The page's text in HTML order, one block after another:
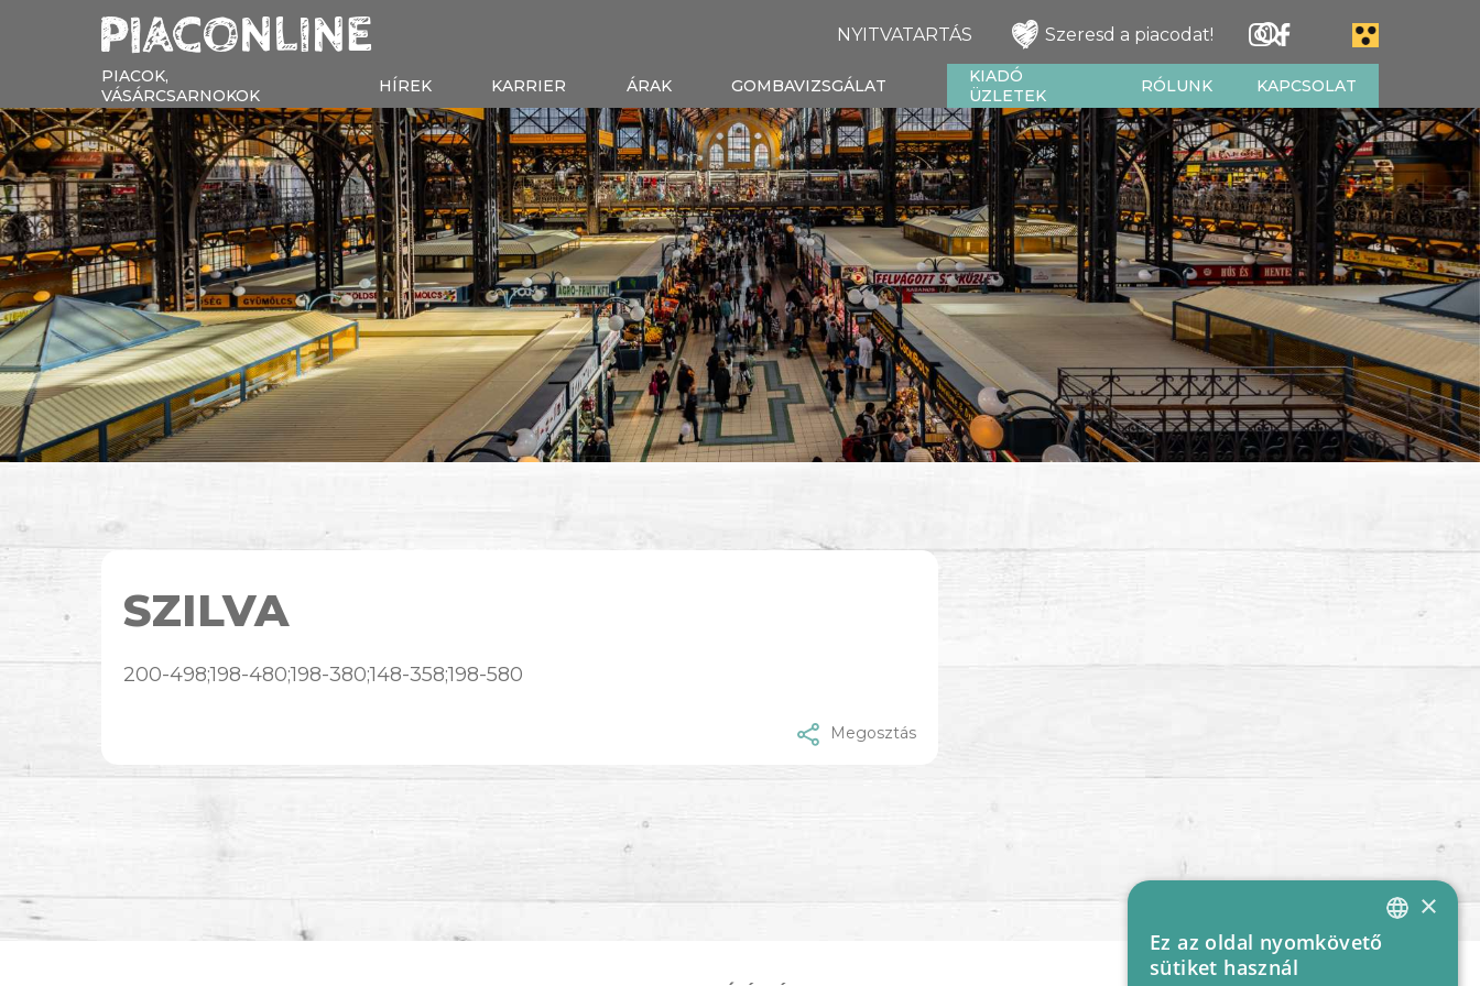
NYITVATARTÁS Szeresd a piacodat!
PIACOK,
VÁSÁRCSARNOKOK
HÍREK KARRIER ÁRAK GOMBAVIZSGÁLAT
KIADÓ
ÜZLETEK
RÓLUNK KAPCSOLAT
SZILVA
200-498;198-480;198-380;148-358;198-580
Megosztás
HUNGARIAN
×
Ez az oldal nyomkövető
sütiket használ